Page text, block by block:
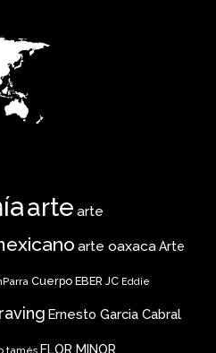
arte arte
arte oaxacaArte
Cuerpo EBER JC Eddie
Ernesto Garcia Cabral
tamés FLOR MINOR